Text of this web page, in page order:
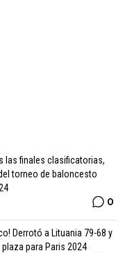
las finales clasificatorias,
torneo de baloncesto
0
Derrotó a Lituania 79-68 y
para Paris 2024